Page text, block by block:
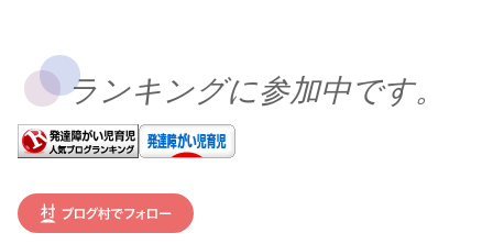
ランキングに参加中です。